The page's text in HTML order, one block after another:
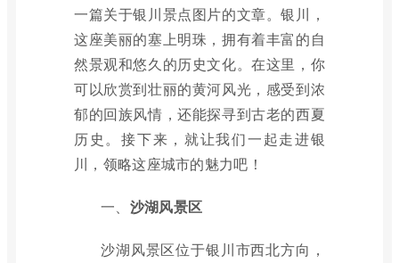
一篇关于银川景点图片的文章。银川，
这座美丽的塞上明珠，拥有着丰富的自
然景观和悠久的历史文化。在这里，你
可以欣赏到壮丽的黄河风光，感受到浓
郁的回族风情，还能探寻到古老的西夏
历史。接下来，就让我们一起走进银
川，领略这座城市的魅力吧！
一、 沙湖风景区
沙湖风景区位于银川市西北方向，